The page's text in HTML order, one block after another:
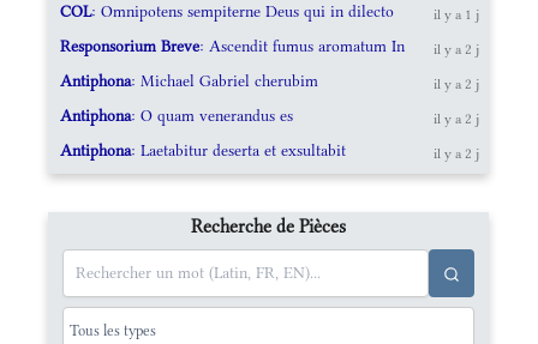
COL: Omnipotens sempiterne Deus qui in dilecto il y a 1 j
Responsorium Breve: Ascendit fumus aromatum In il y a 2 j
Antiphona: Michael Gabriel cherubim il y a 2 j
Antiphona: O quam venerandus es il y a 2 j
Antiphona: Laetabitur deserta et exsultabit il y a 2 j
Recherche de Pièces